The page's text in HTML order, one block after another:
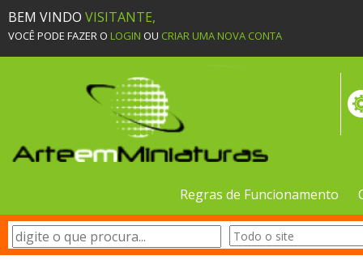
BEM VINDO VISITANTE,
VOCÊ PODE FAZER O LOGIN OU CRIAR UMA NOVA CONTA
Regras de Funcionamento